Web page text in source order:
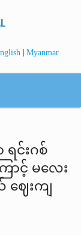
| Myanmar
ရင်းဂစ်
ာင့် မလေး
ဈေးကျ